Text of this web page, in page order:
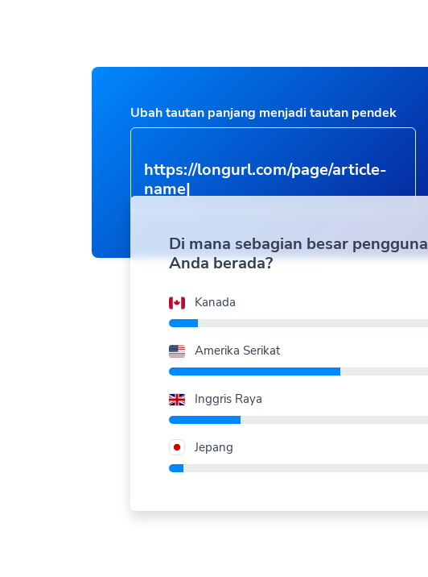
Ubah tautan panjang menjadi tautan pendek
https://longurl.com/page/article-
name|
Di mana sebagian besar pengguna
Anda berada?
Kanada
Amerika Serikat
Inggris Raya
Jepang